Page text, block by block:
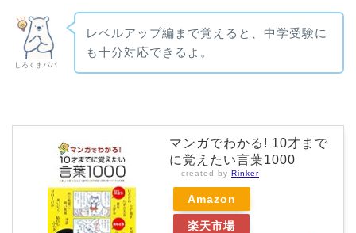
しろくまパパ
レベルアップ編まで覚えると、中学受験に
も十分対応できるよ。
マンガでわかる! 10才まで
に覚えたい言葉1000
created by Rinker
Amazon
楽天市場